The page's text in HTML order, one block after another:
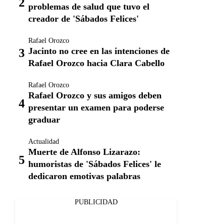
problemas de salud que tuvo el
creador de 'Sábados Felices'
Rafael Orozco
Jacinto no cree en las intenciones de
Rafael Orozco hacia Clara Cabello
Rafael Orozco
Rafael Orozco y sus amigos deben
presentar un examen para poderse
graduar
Actualidad
Muerte de Alfonso Lizarazo:
humoristas de 'Sábados Felices' le
dedicaron emotivas palabras
PUBLICIDAD